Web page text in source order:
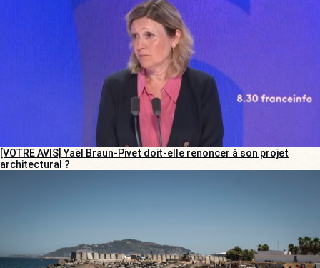
[VOTRE AVIS] Yaël Braun-Pivet doit-elle renoncer à son projet
architectural ?